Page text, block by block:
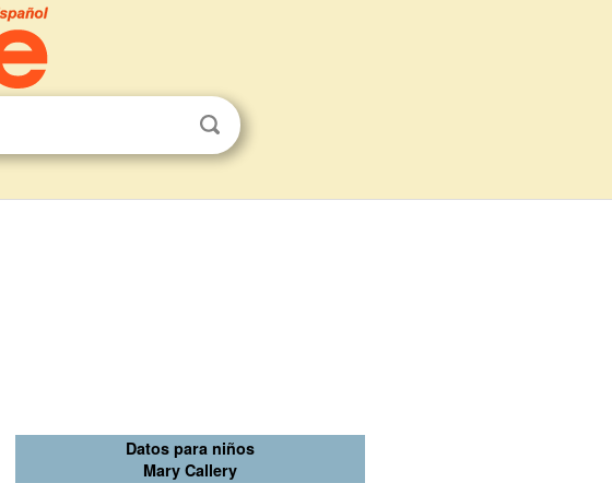
Datos para niños
Mary Callery